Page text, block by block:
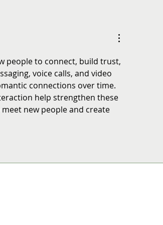
proyectos de
people to connect, build trust,
voice calls, and video
connections over time.
help strengthen these
new people and create